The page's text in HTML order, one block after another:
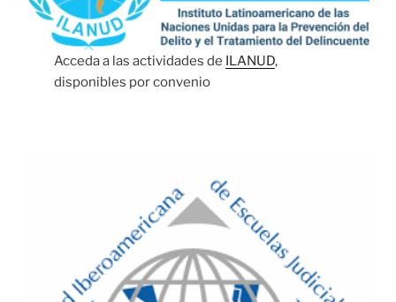
Acceda a las actividades de ILANUD,
disponibles por convenio